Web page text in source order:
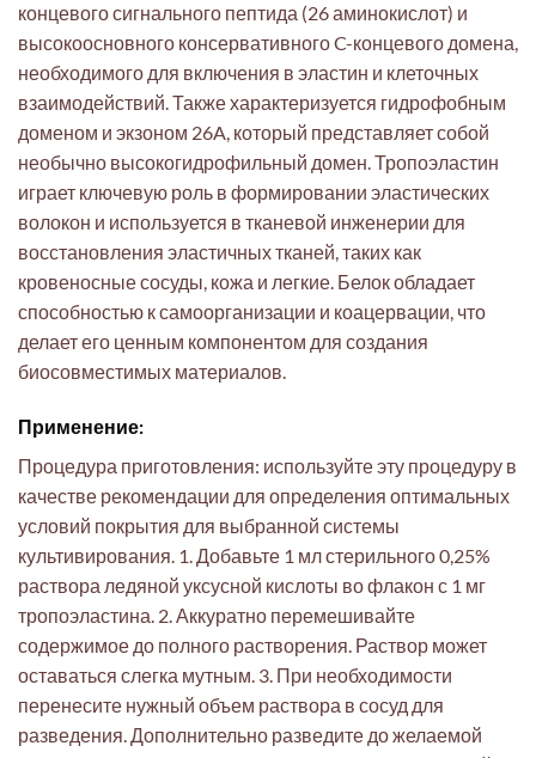
концевого сигнального пептида (26 аминокислот) и
высокоосновного консервативного C-концевого домена,
необходимого для включения в эластин и клеточных
взаимодействий. Также характеризуется гидрофобным
доменом и экзоном 26A, который представляет собой
необычно высокогидрофильный домен. Тропоэластин
играет ключевую роль в формировании эластических
волокон и используется в тканевой инженерии для
восстановления эластичных тканей, таких как
кровеносные сосуды, кожа и легкие. Белок обладает
способностью к самоорганизации и коацервации, что
делает его ценным компонентом для создания
биосовместимых материалов.
Применение:
Процедура приготовления: используйте эту процедуру в
качестве рекомендации для определения оптимальных
условий покрытия для выбранной системы
культивирования. 1. Добавьте 1 мл стерильного 0,25%
раствора ледяной уксусной кислоты во флакон с 1 мг
тропоэластина. 2. Аккуратно перемешивайте
содержимое до полного растворения. Раствор может
оставаться слегка мутным. 3. При необходимости
перенесите нужный объем раствора в сосуд для
разведения. Дополнительно разведите до желаемой